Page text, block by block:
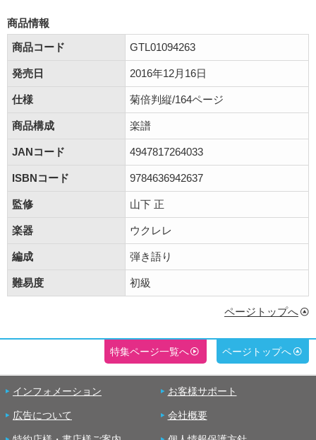
商品情報
商品コード
GTL01094263
発売日 2016年12月16日
仕様 菊倍判縦/164ページ
商品構成 楽譜
JANコード 4947817264033
ISBNコード 9784636942637
監修 山下 正
楽器 ウクレレ
編成 弾き語り
難易度 初級
ページトップへ
特集ページ一覧へ ページトップへ
インフォメーション お客様サポート
広告について 会社概要